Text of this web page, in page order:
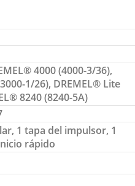
4000 (4000-3/36),
1/26), DREMEL® Lite
8240 (8240-5A)
1 tapa del impulsor, 1
rápido